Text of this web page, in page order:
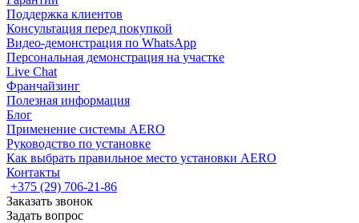
Поддержка клиентов
Консультация перед покупкой
Видео-демонстрация по WhatsApp
Персональная демонстрация на участке
Live Chat
Франчайзинг
Полезная информация
Блог
Применение системы AERO
Руководство по установке
Как выбрать правильное место установки AERO
Контакты
+375 (29) 706-21-86
Заказать звонок
Задать вопрос